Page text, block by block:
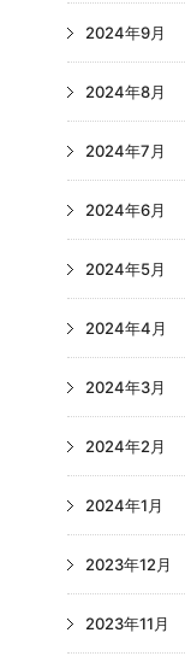
2024年9月
2024年8月
2024年7月
2024年6月
2024年5月
2024年4月
2024年3月
2024年2月
2024年1月
2023年12月
2023年11月